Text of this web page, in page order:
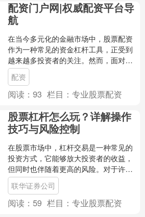
配资门户网|权威配资平台导
航
在当今多元化的金融市场中，股票配资
作为一种常见的资金杠杆工具，正受到
越来越多投资者的关注。然而，面对市
场上众多的配资平台，如何筛选出安
全、正规、透明的平台，成为....
配资
阅读：93 栏目：专业股票配资
股票杠杆怎么玩？详解操作
技巧与风险控制
在股票市场中，杠杆交易是一种常见的
投资方式，它能够放大投资者的收益，
但同时也伴随着更高的风险。对于许多
投资者来说，了解如何正确使用杠杆联
华证券公司，掌握操作技巧....
联华证券公司
阅读： 59 栏目：专业股票配资